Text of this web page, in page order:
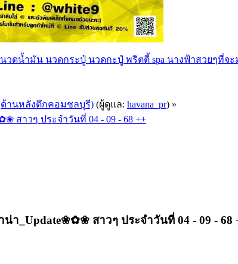
นวดน้ำมัน นวดกระปู๋ นวดกะปู๋ พริตตี้ spa นางฟ้าสวยๆที่
ด้านหลังตึกคอมชลบุรี) (ผู้ดูแล: havana_pr) »
สาวๆ ประจำวันที่ 04 - 09 - 68 ++
_Update❀✿❀ สาวๆ ประจำวันที่ 04 - 09 - 68